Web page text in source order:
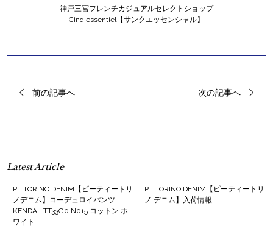
神戸三宮フレンチカジュアルセレクトショップ
Cinq essentiel【サンクエッセンシャル】
前の記事へ 次の記事へ
Latest Article
PT TORINO DENIM【ピーティートリ
ノデニム】コーデュロイパンツ
KENDAL TT33G0 N015 コットン ホ
ワイト
PT TORINO DENIM【ピーティートリ
ノ デニム】入荷情報